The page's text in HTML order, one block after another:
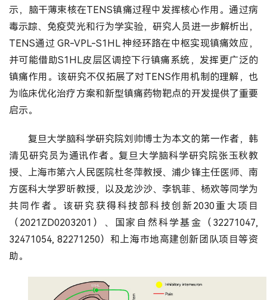
示，脑干薄束核在TENS镇痛过程中发挥核心作用。通过病
毒示踪、免疫荧光和行为学实验，研究人员进一步解析出，
TENS通过 GR-VPL-S1HL 神经环路在中枢实现镇痛效应，
并可能借助S1HL皮层区调控下行镇痛系统，发挥更广泛的
镇痛作用。该研究不仅拓展了对TENS作用机制的理解，也
为临床优化治疗方案和新型镇痛药物靶点的开发提供了重要
启示。
复旦大学脑科学研究院刘帅博士为本文的第一作者，韩
清见研究员为通讯作者。复旦大学脑科学研究院张玉秋教
授、上海市第六人民医院杜冬萍教授、浦少锋主任医师、南
方医科大学罗昕教授，以及龙沙沙、李钒菲、杨欢等同学为
共同作者。该研究获得科技部科技创新2030重大项目
（2021ZD0203201）、国家自然科学基金（32271047,
32471054, 82271250）和上海市地高建创新团队项目等资
助。